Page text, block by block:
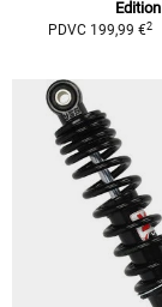
Edition
PDVC 199,99 €2